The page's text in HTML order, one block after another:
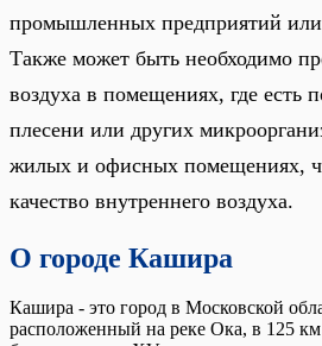
промышленных предприятий или
Также может быть необходимо
воздуха в помещениях, где есть
плесени или других
жилых и офисных помещениях,
качество внутреннего воздуха.
О городе Кашира
Кашира - это город в Московской
расположенный на реке Ока, в 125